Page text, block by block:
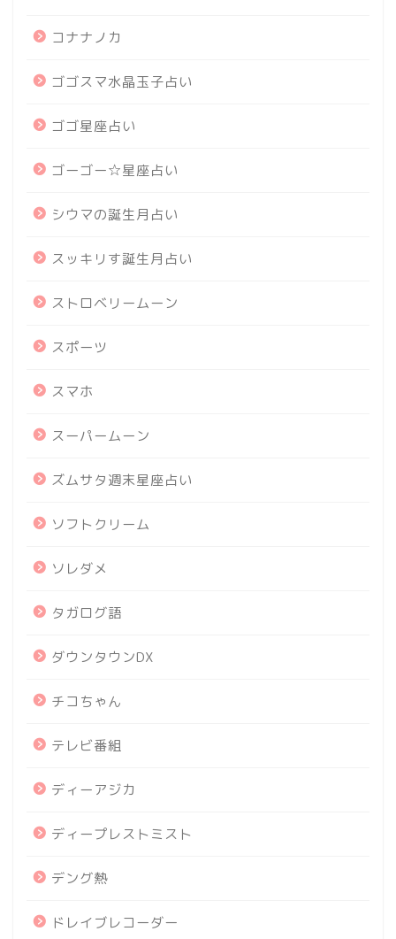
コナナノカ
ゴゴスマ水晶玉子占い
ゴゴ星座占い
ゴーゴー☆星座占い
シウマの誕生月占い
スッキリす誕生月占い
ストロベリームーン
スポーツ
スマホ
スーパームーン
ズムサタ週末星座占い
ソフトクリーム
ソレダメ
タガログ語
ダウンタウンDX
チコちゃん
テレビ番組
ディーアジカ
ディープレストミスト
デング熱
ドレイブレコーダー